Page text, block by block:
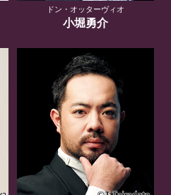
ドン・オッターヴィオ
小堀勇介